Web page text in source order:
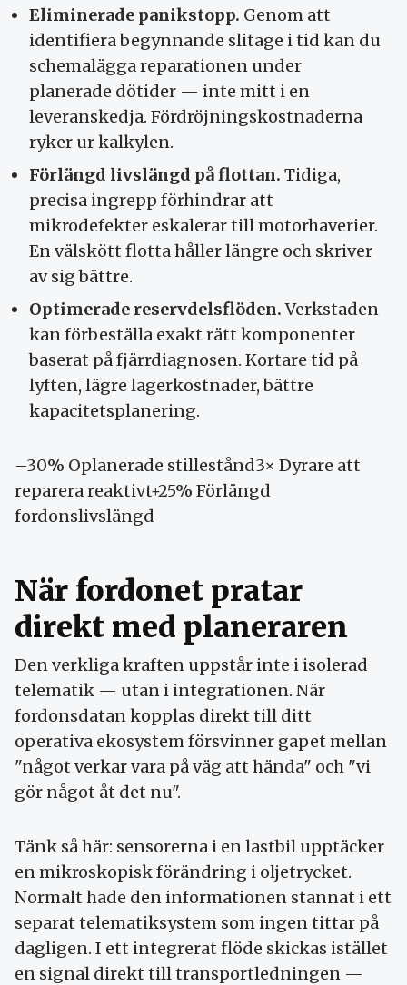
Eliminerade panikstopp. Genom att
identifiera begynnande slitage i tid kan du
schemalägga reparationen under
planerade dötider — inte mitt i en
leveranskedja. Fördröjningskostnaderna
ryker ur kalkylen.
Förlängd livslängd på flottan. Tidiga,
precisa ingrepp förhindrar att
mikrodefekter eskalerar till motorhaverier.
En välskött flotta håller längre och skriver
av sig bättre.
Optimerade reservdelsflöden.Verkstaden
kan förbeställa exakt rätt komponenter
baserat på fjärrdiagnosen. Kortare tid på
lyften, lägre lagerkostnader, bättre
kapacitetsplanering.
–30% Oplanerade stillestånd3× Dyrare att
reparera reaktivt+25% Förlängd
fordonslivslängd
När fordonet pratar
direkt med planeraren
Den verkliga kraften uppstår inte i isolerad
telematik — utan i integrationen. När
fordonsdatan kopplas direkt till ditt
operativa ekosystem försvinner gapet mellan
"något verkar vara på väg att hända" och "vi
gör något åt det nu".
Tänk så här: sensorerna i en lastbil upptäcker
en mikroskopisk förändring i oljetrycket.
Normalt hade den informationen stannat i ett
separat telematiksystem som ingen tittar på
dagligen. I ett integrerat flöde skickas istället
en signal direkt till transportledningen —